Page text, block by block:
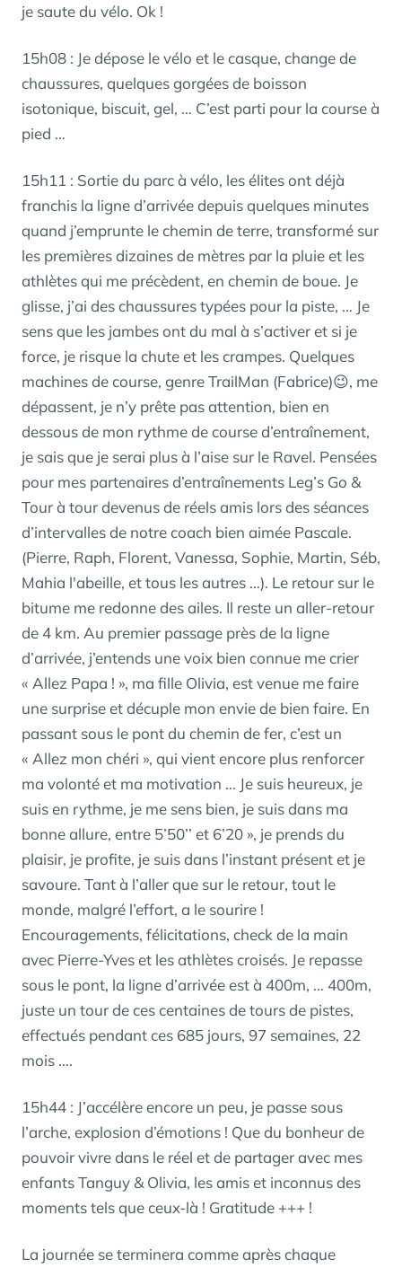
je saute du vélo. Ok !
15h08 : Je dépose le vélo et le casque, change de
chaussures, quelques gorgées de boisson
isotonique, biscuit, gel, … C’est parti pour la course à
pied …
15h11 : Sortie du parc à vélo, les élites ont déjà
franchis la ligne d’arrivée depuis quelques minutes
quand j’emprunte le chemin de terre, transformé sur
les premières dizaines de mètres par la pluie et les
athlètes qui me précèdent, en chemin de boue. Je
glisse, j’ai des chaussures typées pour la piste, … Je
sens que les jambes ont du mal à s’activer et si je
force, je risque la chute et les crampes. Quelques
machines de course, genre TrailMan (Fabrice)😉, me
dépassent, je n’y prête pas attention, bien en
dessous de mon rythme de course d’entraînement,
je sais que je serai plus à l’aise sur le Ravel. Pensées
pour mes partenaires d’entraînements Leg’s Go &
Tour à tour devenus de réels amis lors des séances
d’intervalles de notre coach bien aimée Pascale.
(Pierre, Raph, Florent, Vanessa, Sophie, Martin, Séb,
Mahia l'abeille, et tous les autres …). Le retour sur le
bitume me redonne des ailes. Il reste un aller-retour
de 4 km. Au premier passage près de la ligne
d’arrivée, j’entends une voix bien connue me crier
« Allez Papa ! », ma fille Olivia, est venue me faire
une surprise et décuple mon envie de bien faire. En
passant sous le pont du chemin de fer, c’est un
« Allez mon chéri », qui vient encore plus renforcer
ma volonté et ma motivation … Je suis heureux, je
suis en rythme, je me sens bien, je suis dans ma
bonne allure, entre 5’50’’ et 6’20 », je prends du
plaisir, je profite, je suis dans l’instant présent et je
savoure. Tant à l’aller que sur le retour, tout le
monde, malgré l’effort, a le sourire !
Encouragements, félicitations, check de la main
avec Pierre-Yves et les athlètes croisés. Je repasse
sous le pont, la ligne d’arrivée est à 400m, … 400m,
juste un tour de ces centaines de tours de pistes,
effectués pendant ces 685 jours, 97 semaines, 22
mois ….
15h44 : J’accélère encore un peu, je passe sous
l’arche, explosion d’émotions ! Que du bonheur de
pouvoir vivre dans le réel et de partager avec mes
enfants Tanguy & Olivia, les amis et inconnus des
moments tels que ceux-là ! Gratitude +++ !
La journée se terminera comme après chaque